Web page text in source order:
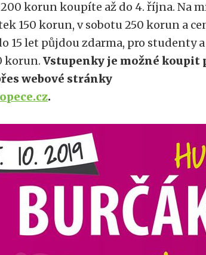
korun koupíte až do 4. října. Na
150 korun, v sobotu 250 korun a
15 let půjdou zdarma, pro studenty
korun.Vstupenky je možné koupit
webové stránky
.